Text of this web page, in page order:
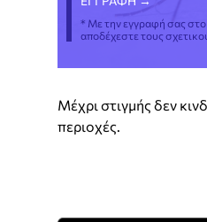
* Με την εγγραφή σας
αποδέχεστε τους
Μέχρι στιγμής δεν
περιοχές.